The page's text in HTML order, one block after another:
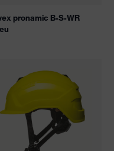
pronamic B-S-WR